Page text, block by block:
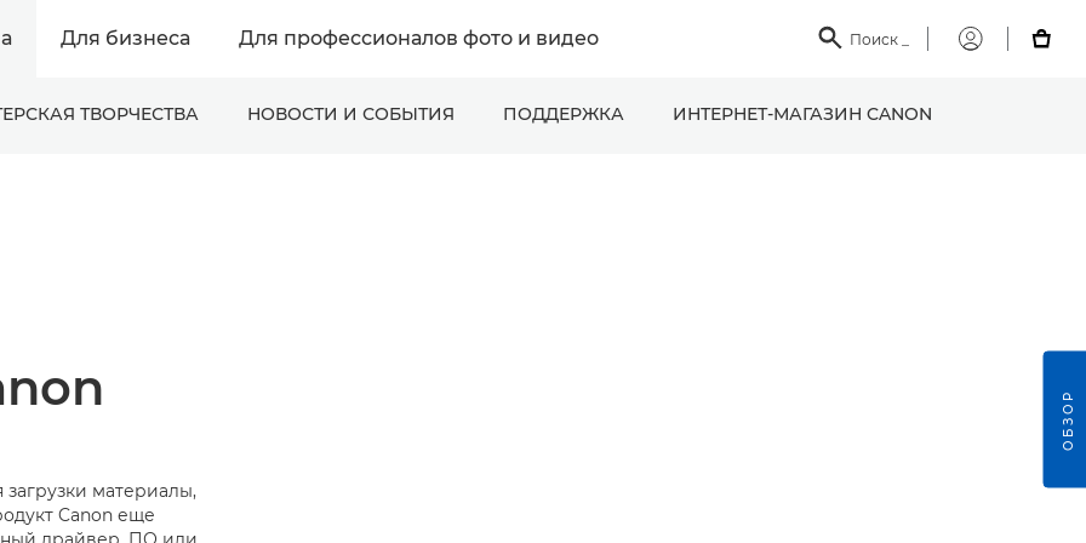
Для бизнеса Для профессионалов фото и видео  Поиск
Мой

ТВОРЧЕСТВА НОВОСТИ И СОБЫТИЯ ПОДДЕРЖКА ИНТЕРНЕТ-МАГАЗИН CANON
материалы,
Canon еще
ОБЗОР